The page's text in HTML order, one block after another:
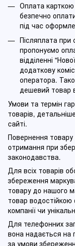
Оплата
безпечно
під час
Післяплата при
пропонуємо
відділенні
додаткову
оператора.
дешевий товар
Умови та термін
товарів,
сайті.
Повернення
отримання при
законодавства.
Для всіх товарів
збереження
товару до нашого
товар водостійкою
компанії чи
Для телефонних
вона надається на
за умови